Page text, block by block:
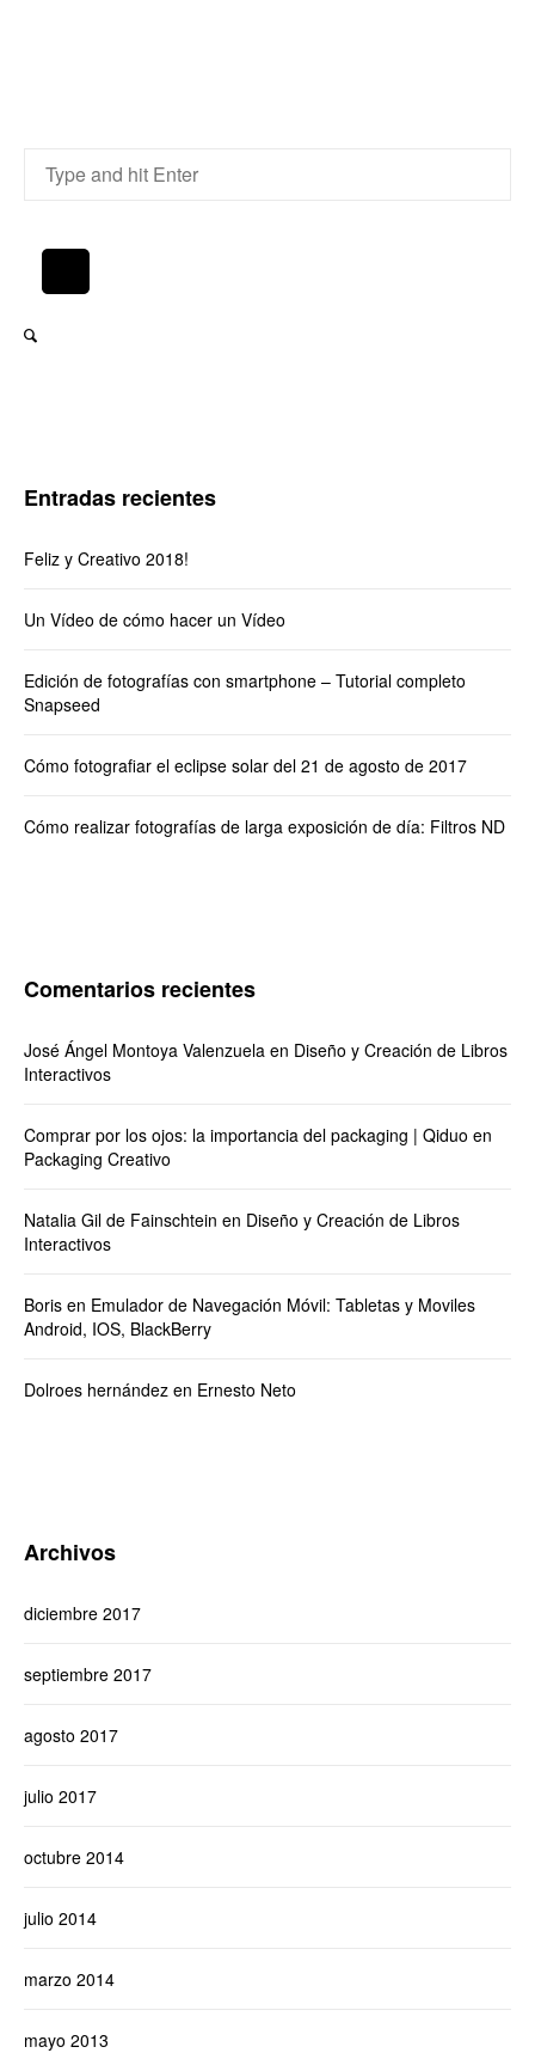
Entradas recientes
Feliz y Creativo 2018!
Un Vídeo de cómo hacer un Vídeo
Edición de fotografías con smartphone – Tutorial completo
Snapseed
Cómo fotografiar el eclipse solar del 21 de agosto de 2017
Cómo realizar fotografías de larga exposición de día: Filtros ND
Comentarios recientes
José Ángel Montoya Valenzuela en Diseño y Creación de Libros
Interactivos
Comprar por los ojos: la importancia del packaging | Qiduo en
Packaging Creativo
Natalia Gil de Fainschtein en Diseño y Creación de Libros
Interactivos
Boris en Emulador de Navegación Móvil: Tabletas y Moviles
Android, IOS, BlackBerry
Dolroes hernández en Ernesto Neto
Archivos
diciembre 2017
septiembre 2017
agosto 2017
julio 2017
octubre 2014
julio 2014
marzo 2014
mayo 2013